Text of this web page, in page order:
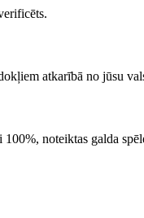
atkarībā no jūsu
noteiktas galda